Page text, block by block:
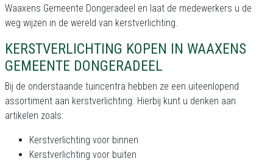
Waaxens Gemeente Dongeradeel en laat de medewerkers u de
weg wijzen in de wereld van kerstverlichting.
KERSTVERLICHTING KOPEN IN WAAXENS
GEMEENTE DONGERADEEL
Bij de onderstaande tuincentra hebben ze een uiteenlopend
assortiment aan kerstverlichting. Hierbij kunt u denken aan
artikelen zoals:
Kerstverlichting voor binnen
Kerstverlichting voor buiten